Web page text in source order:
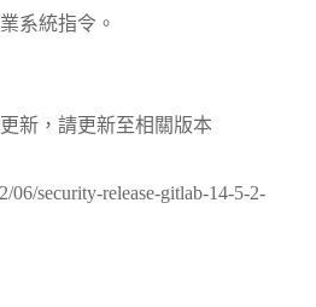
系統指令。
新，請更新至相關版本
06/security-release-gitlab-14-5-2-